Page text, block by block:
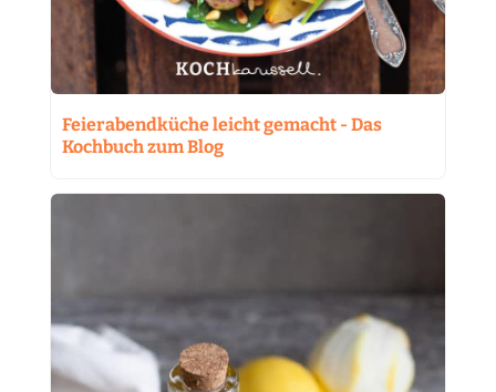
Feierabendküche leicht gemacht - Das
Kochbuch zum Blog